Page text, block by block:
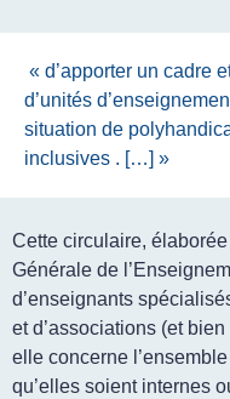
« d’apporter un cadre
d’unités
situation de
inclusives . […] »
Cette circulaire,
Générale de
d’enseignants
et d’associations (et
elle concerne
qu’elles soient internes